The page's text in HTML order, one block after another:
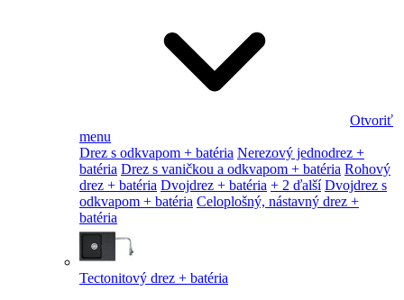
Otvoriť
menu
Drez s odkvapom + batéria Nerezový jednodrez +
batéria Drez s vaničkou a odkvapom + batéria Rohový
drez + batéria Dvojdrez + batéria + 2 ďalší Dvojdrez s
odkvapom + batéria Celoplošný, nástavný drez +
batéria
Tectonitový drez + batéria